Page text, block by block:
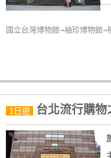
旅
商
品
宣
傳
國立台灣博物館→袖珍博物館
1日遊 台北流行購